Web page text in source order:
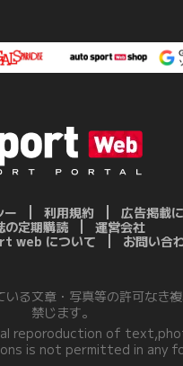
ー 利用規約
広告掲載
の定期購読
運営会社
web について
お問い合
いる文章・写真等の許可なき
禁じます。
reporoduction of
is not permitted in any